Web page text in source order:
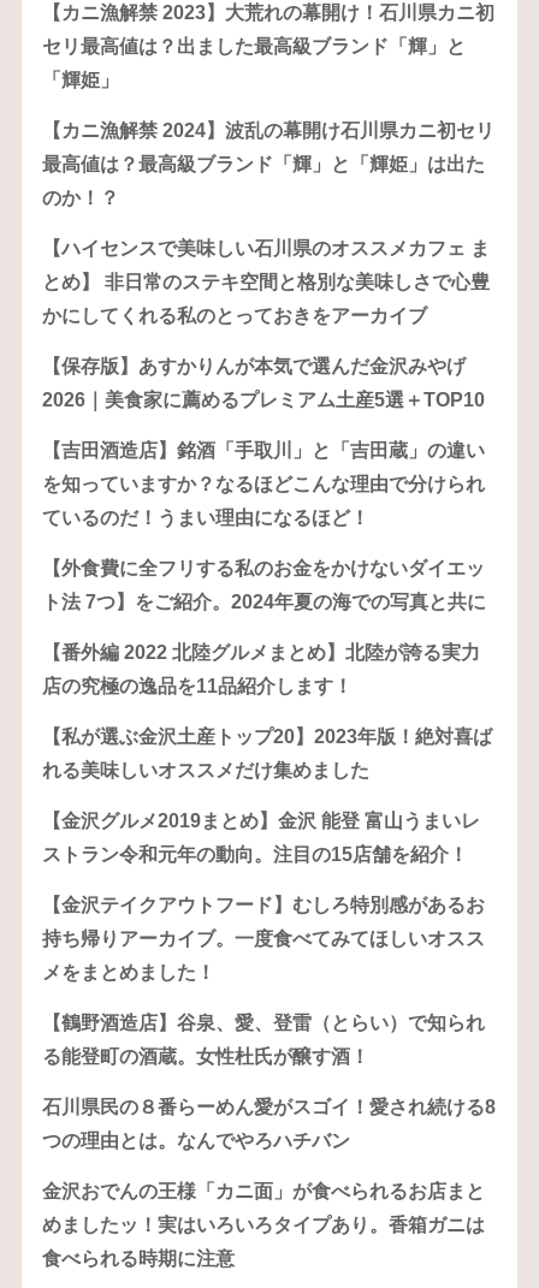
【カニ漁解禁 2023】大荒れの幕開け！石川県カニ初
セリ最高値は？出ました最高級ブランド「輝」と
「輝姫」
【カニ漁解禁 2024】波乱の幕開け石川県カニ初セリ
最高値は？最高級ブランド「輝」と「輝姫」は出た
のか！？
【ハイセンスで美味しい石川県のオススメカフェ ま
とめ】 非日常のステキ空間と格別な美味しさで心豊
かにしてくれる私のとっておきをアーカイブ
【保存版】あすかりんが本気で選んだ金沢みやげ
2026｜美食家に薦めるプレミアム土産5選＋TOP10
【吉田酒造店】銘酒「手取川」と「吉田蔵」の違い
を知っていますか？なるほどこんな理由で分けられ
ているのだ！うまい理由になるほど！
【外食費に全フリする私のお金をかけないダイエッ
ト法 7つ】をご紹介。2024年夏の海での写真と共に
【番外編 2022 北陸グルメまとめ】北陸が誇る実力
店の究極の逸品を11品紹介します！
【私が選ぶ金沢土産トップ20】2023年版！絶対喜ば
れる美味しいオススメだけ集めました
【金沢グルメ2019まとめ】金沢 能登 富山うまいレ
ストラン令和元年の動向。注目の15店舗を紹介！
【金沢テイクアウトフード】むしろ特別感があるお
持ち帰りアーカイブ。一度食べてみてほしいオスス
メをまとめました！
【鶴野酒造店】谷泉、愛、登雷（とらい）で知られ
る能登町の酒蔵。女性杜氏が醸す酒！
石川県民の８番らーめん愛がスゴイ！愛され続ける8
つの理由とは。なんでやろハチバン
金沢おでんの王様「カニ面」が食べられるお店まと
めましたッ！実はいろいろタイプあり。香箱ガニは
食べられる時期に注意